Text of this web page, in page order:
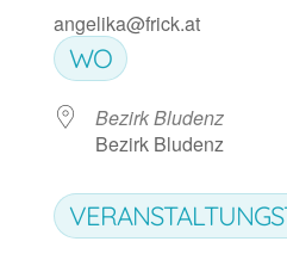
angelika@frick.at
WO
Bezirk Bludenz
Bezirk Bludenz